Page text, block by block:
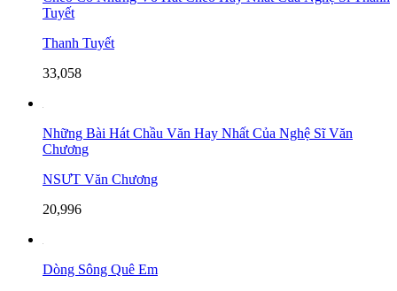
Tuyết
Thanh Tuyết
33,058
Những Bài Hát Chầu Văn Hay Nhất Của Nghệ Sĩ Văn
Chương
NSƯT Văn Chương
20,996
Dòng Sông Quê Em